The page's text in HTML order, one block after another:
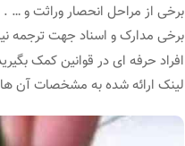
برخی از مراحل انحصار وراثت و … .
برخی مدارک و اسناد جهت ترجمه
افراد حرفه ای در قوانین کمک
لینک ارائه شده به مشخصات آن